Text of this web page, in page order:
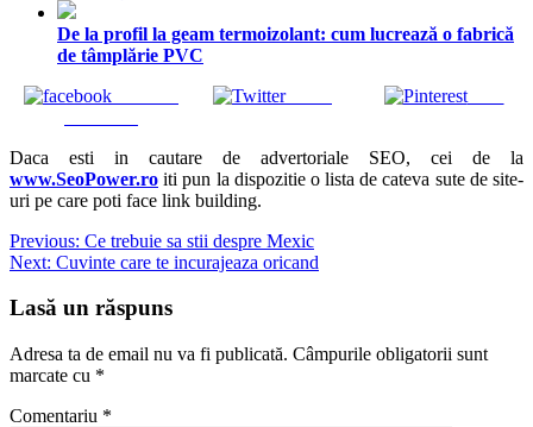
De la profil la geam termoizolant: cum lucrează o fabrică
de tâmplărie PVC
Tweet Save
Daca esti in cautare de advertoriale SEO, cei de la
www.SeoPower.ro iti pun la dispozitie o lista de cateva sute de site-
uri pe care poti face link building.
Navigare
în
articole
Previous: Ce trebuie sa stii despre Mexic
Next: Cuvinte care te incurajeaza oricand
Lasă un răspuns
Adresa ta de email nu va fi publicată. Câmpurile obligatorii sunt
marcate cu *
Comentariu *